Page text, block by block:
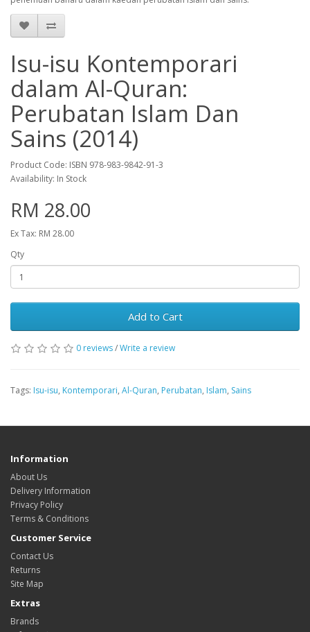
Isu-isu Kontemporari
dalam Al-Quran:
Perubatan Islam Dan
Sains (2014)
Product Code: ISBN 978-983-9842-91-3
Availability: In Stock
RM 28.00
Ex Tax: RM 28.00
Qty
Add to Cart
0 reviews/Write a review
Tags: Isu-isu, Kontemporari, Al-Quran, Perubatan, Islam, Sains
Information
About Us
Delivery Information
Privacy Policy
Terms & Conditions
Customer Service
Contact Us
Returns
Site Map
Extras
Brands